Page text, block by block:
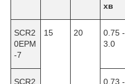
хв
SCR2
0EPM
-7
15 20
0.75 -
3.0
SCR2
0.73 -